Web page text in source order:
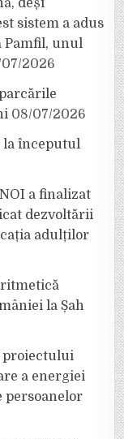
deși
sistem a adus
Pamfil, unul
2026
08/07/2026
la începutul
NOI a finalizat
dezvoltării
adulților
la Șah
proiectului
a energiei
persoanelor